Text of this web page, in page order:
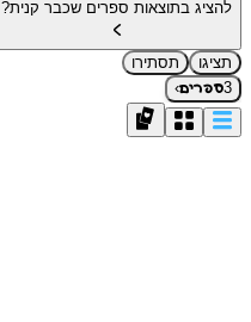
להציג בתוצאות ספרים שכבר קנית?
תציגו
תסתירו
3ספרים›